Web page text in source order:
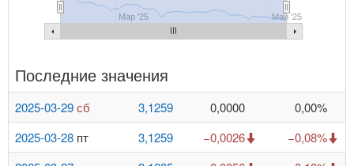
Мар '25 Май '25
Последние значения
2025-03-29сб 3,1259 0,0000
0,00%
2025-03-28 пт 3,1259 −0,0026
−0,08%